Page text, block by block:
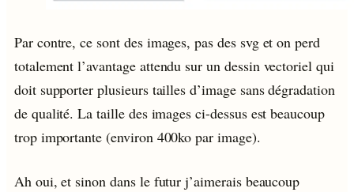
Par contre, ce sont des images, pas des svg et on perd
totalement l’avantage attendu sur un dessin vectoriel qui
doit supporter plusieurs tailles d’image sans dégradation
de qualité. La taille des images ci-dessus est beaucoup
trop importante (environ 400ko par image).
Ah oui, et sinon dans le futur j’aimerais beaucoup